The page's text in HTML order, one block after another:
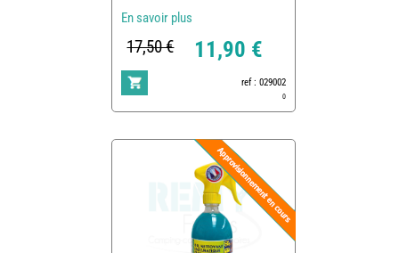
En savoir plus
17,50 € 11,90 €
ref : 029002
0